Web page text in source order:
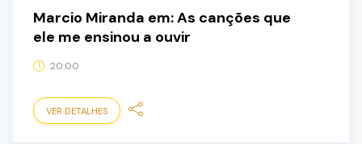
Marcio Miranda em: As canções que
ele me ensinou a ouvir
20:00
VER DETALHES